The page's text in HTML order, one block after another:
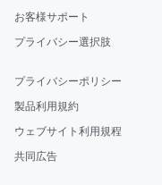
お客様サポート
プライバシー選択肢
プライバシーポリシー
製品利用規約
ウェブサイト利用規程
共同広告